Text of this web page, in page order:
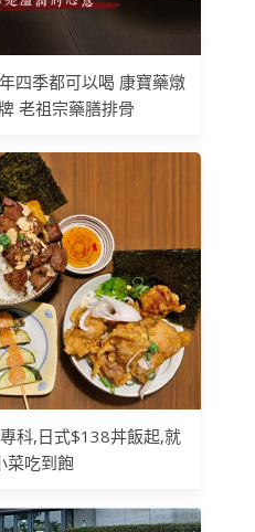
四季都可以喝 康寶藥燉
老祖宗藥膳排骨
科,日式$138丼飯起,就
菜吃到飽